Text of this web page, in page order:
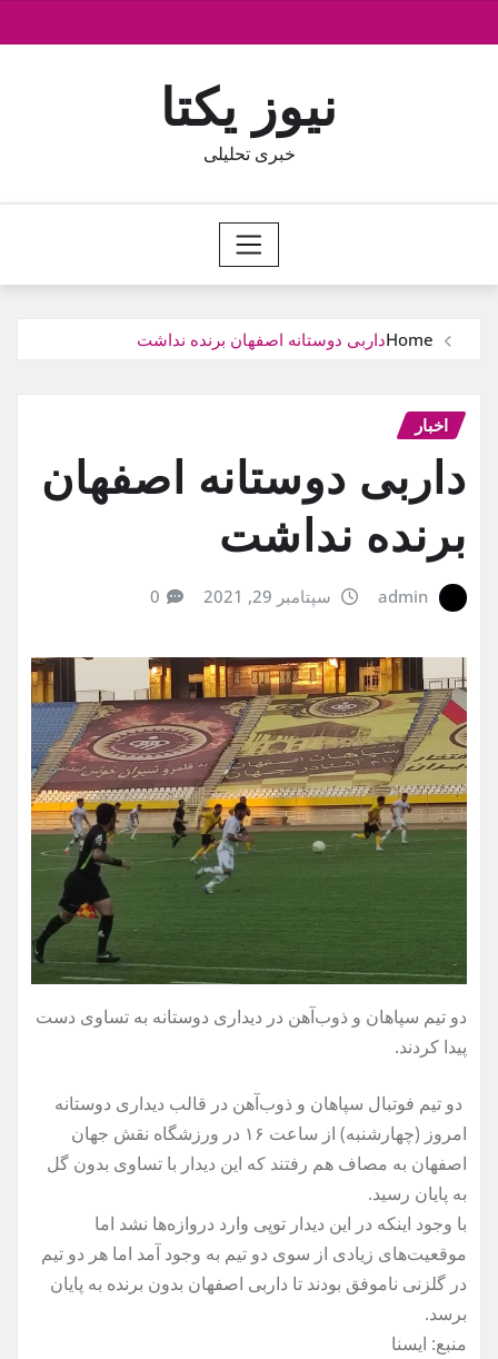
to
نیوز یکتا
خبری تحلیلی
Homeداربی دوستانه اصفهان برنده نداشت
اخبار
داربی دوستانه اصفهان
برنده نداشت
admin سپتامبر 29, 2021 0
دو تیم سپاهان و ذوب‌آهن در دیداری دوستانه به تساوی دست
پیدا کردند.
دو تیم فوتبال سپاهان و ذوب‌آهن در قالب دیداری دوستانه
امروز (چهارشنبه) از ساعت ۱۶ در ورزشگاه نقش جهان
اصفهان به مصاف هم رفتند که این دیدار با تساوی بدون گل
به پایان رسید.
با وجود اینکه در این دیدار توپی وارد دروازه‌ها نشد اما
موقعیت‌های زیادی از سوی دو تیم به وجود آمد اما هر دو تیم
در گلزنی ناموفق بودند تا داربی اصفهان بدون برنده به پایان
برسد.
منبع: ايسنا